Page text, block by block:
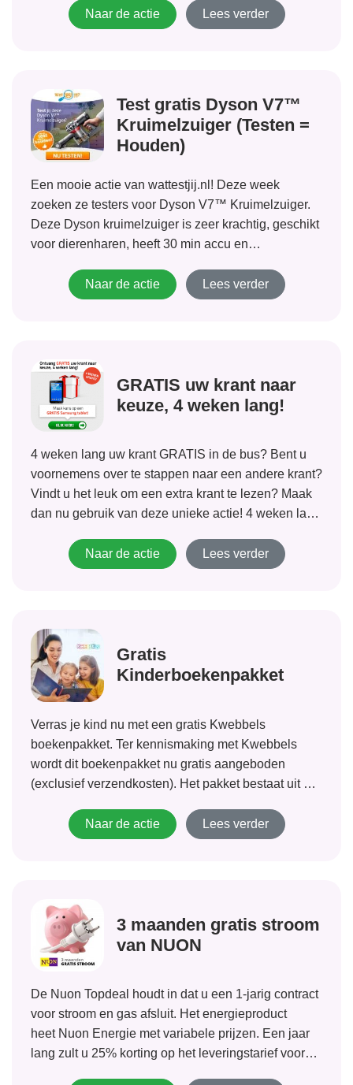
Naar de actie Lees verder
Test gratis Dyson V7™
Kruimelzuiger (Testen =
Houden)
Een mooie actie van wattestjij.nl! Deze week
zoeken ze testers voor Dyson V7™ Kruimelzuiger.
Deze Dyson kruimelzuiger is zeer krachtig, geschikt
voor dierenharen, heeft 30 min accu en
krachtpatser is €379,- maar wordt jij geselecteerd
als tester dan mag...
Naar de actie Lees verder
GRATIS uw krant naar
keuze, 4 weken lang!
4 weken lang uw krant GRATIS in de bus? Bent u
voornemens over te stappen naar een andere krant?
Vindt u het leuk om een extra krant te lezen? Maak
dan nu gebruik van deze unieke actie! 4 weken lang
Naar de actie
Lees verder
Gratis
Kinderboekenpakket
Verras je kind nu met een gratis Kwebbels
boekenpakket. Ter kennismaking met Kwebbels
wordt dit boekenpakket nu gratis aangeboden
(exclusief verzendkosten). Het pakket bestaat uit 4
wordt samengesteld op basis van de leeftijd en het
geslacht van...
Naar de actie Lees verder
3 maanden gratis stroom
van NUON
De Nuon Topdeal houdt in dat u een 1-jarig contract
voor stroom en gas afsluit. Het energieproduct
heet Nuon Energie met variabele prijzen. Een jaar
lang zult u 25% korting op het leveringstarief voor